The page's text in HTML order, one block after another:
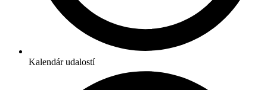
Kalendár udalostí